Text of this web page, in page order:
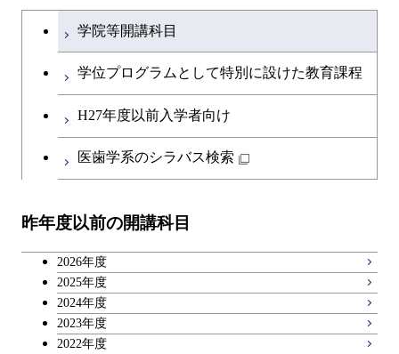
知能情報コース
ース
コース
都市・環境学コース
コース
都市・環境学コース
開閉
エネルギーコース
エンジニアリングデザイン
社会・人間科学コース
イノベーション科学系
イノベーション科学コース
技術経営専門職学位課程
開閉
技術経営専門職学位課程
専門科目
文系教養科目
英語科目
第二外国語科目
キャリア科目
大学院課程を切り替える
学院等開講科目
学位プログラムとして特別に設けた教育課程
H27年度以前入学者向け
医歯学系のシラバス検索
昨年度以前の開講科目
2026年度
2025年度
2024年度
2023年度
2022年度